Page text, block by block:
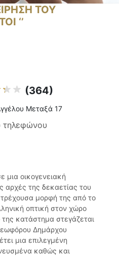
ΤΟΥ
‘’
(364)
Μεταξά 17
τηλεφώνου
μια οικογενειακή
αρχές της δεκαετίας του
μορφή της από το
οπτική στον χώρο
κατάστημα στεγάζεται
Δημάρχου
μια επιλεγμένη
καθώς και